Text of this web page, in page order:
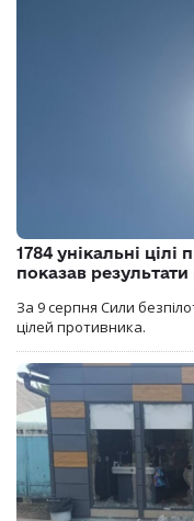
1784 унікальні
показав
За 9 серпня Сили
цілей противника.